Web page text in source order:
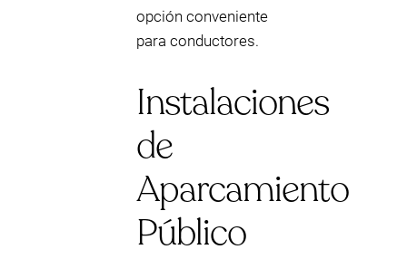
opción conveniente
para conductores.
Instalaciones
de
Aparcamiento
Público